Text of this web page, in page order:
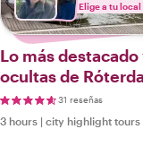
Elige a tu
Lo más destacado
ocultas de
31 reseñas
3 hours | city highlight tours